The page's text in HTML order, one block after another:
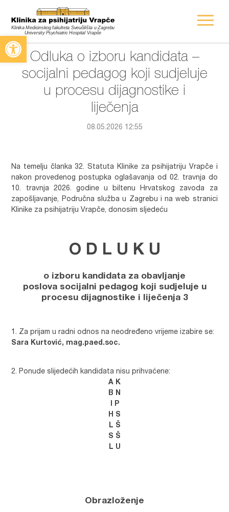
Open toolbar
Odluka o izboru kandidata –
socijalni pedagog koji sudjeluje
u procesu dijagnostike i
liječenja
08.05.2026 12:55
Na temelju članka 32. Statuta Klinike za psihijatriju Vrapče i
nakon provedenog postupka oglašavanja od 02. travnja do
10. travnja 2026. godine u biltenu Hrvatskog zavoda za
zapošljavanje, Područna služba u Zagrebu i na web stranici
Klinike za psihijatriju Vrapče, donosim sljedeću
O D L U K U
o izboru kandidata za obavljanje
poslova socijalni pedagog koji sudjeluje u
procesu dijagnostike i liječenja 3
Za prijam u radni odnos na neodređeno vrijeme izabire se:
Sara Kurtović, mag.paed.soc.
Ponude slijedećih kandidata nisu prihvaćene:
A K
B N
I P
H S
L Š
S Š
L U
Obrazloženje